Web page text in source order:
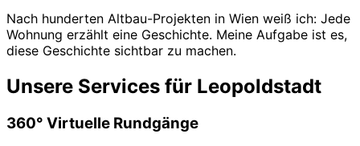
Nach hunderten Altbau-Projekten in Wien weiß ich: Jede
Wohnung erzählt eine Geschichte. Meine Aufgabe ist es,
diese Geschichte sichtbar zu machen.
Unsere Services für Leopoldstadt
360° Virtuelle Rundgänge